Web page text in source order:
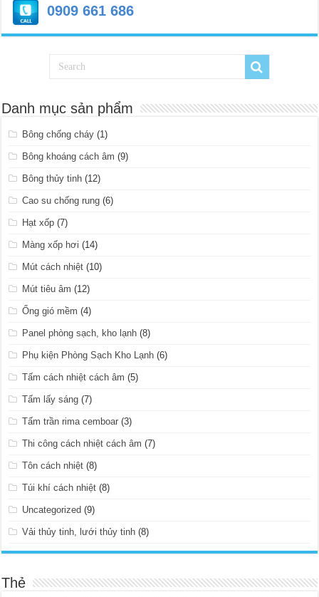
0909 661 686
Danh mục sản phẩm
Bông chống cháy (1)
Bông khoáng cách âm (9)
Bông thủy tinh (12)
Cao su chống rung (6)
Hạt xốp (7)
Màng xốp hơi (14)
Mút cách nhiệt (10)
Mút tiêu âm (12)
Ống gió mềm (4)
Panel phòng sạch, kho lạnh (8)
Phụ kiện Phòng Sạch Kho Lạnh (6)
Tấm cách nhiệt cách âm (5)
Tấm lấy sáng (7)
Tấm trần rima cemboar (3)
Thi công cách nhiệt cách âm (7)
Tôn cách nhiệt (8)
Túi khí cách nhiệt (8)
Uncategorized (9)
Vải thủy tinh, lưới thủy tinh (8)
Thẻ